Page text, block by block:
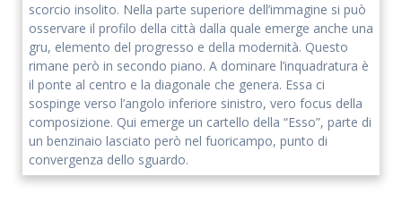
scorcio insolito. Nella parte superiore dell’immagine si può
osservare il profilo della città dalla quale emerge anche una
gru, elemento del progresso e della modernità. Questo
rimane però in secondo piano. A dominare l’inquadratura è
il ponte al centro e la diagonale che genera. Essa ci
sospinge verso l’angolo inferiore sinistro, vero focus della
composizione. Qui emerge un cartello della “Esso”, parte di
un benzinaio lasciato però nel fuoricampo, punto di
convergenza dello sguardo.